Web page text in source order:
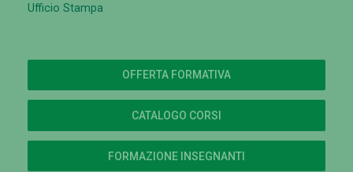
Ufficio Stampa
OFFERTA FORMATIVA
CATALOGO CORSI
FORMAZIONE INSEGNANTI